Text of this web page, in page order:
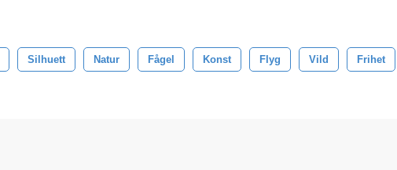
Silhuett Natur Fågel Konst Flyg Vild Frihet